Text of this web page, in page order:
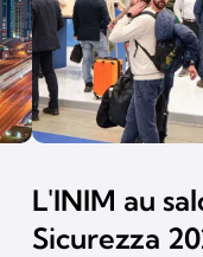
L'INIM au
Sicurezza